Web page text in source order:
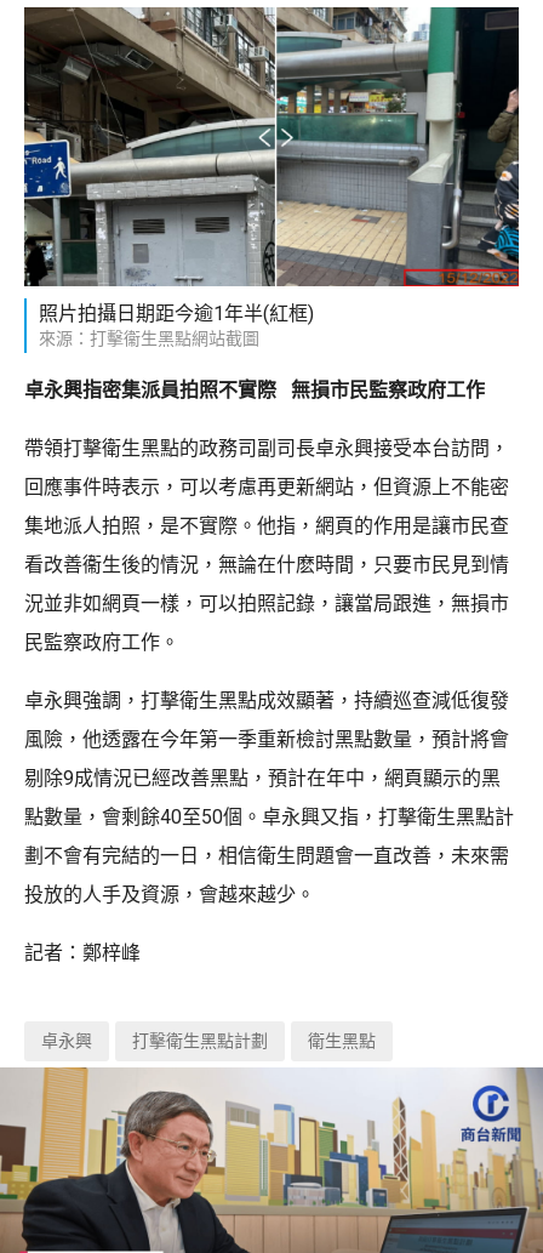
照片拍攝日期距今逾1年半(紅框)
來源：打擊衞生黑點網站截圖
卓永興指密集派員拍照不實際 無損市民監察政府工作
帶領打擊衛生黑點的政務司副司長卓永興接受本台訪問，
回應事件時表示，可以考慮再更新網站，但資源上不能密
集地派人拍照，是不實際。他指，網頁的作用是讓市民查
看改善衞生後的情況，無論在什麽時間，只要市民見到情
況並非如網頁一樣，可以拍照記錄，讓當局跟進，無損市
民監察政府工作。
卓永興強調，打擊衛生黑點成效顯著，持續巡查減低復發
風險，他透露在今年第一季重新檢討黑點數量，預計將會
剔除9成情況已經改善黑點，預計在年中，網頁顯示的黑
點數量，會剩餘40至50個。卓永興又指，打擊衛生黑點計
劃不會有完結的一日，相信衛生問題會一直改善，未來需
投放的人手及資源，會越來越少。
記者：鄭梓峰
卓永興 打擊衛生黑點計劃 衛生黑點